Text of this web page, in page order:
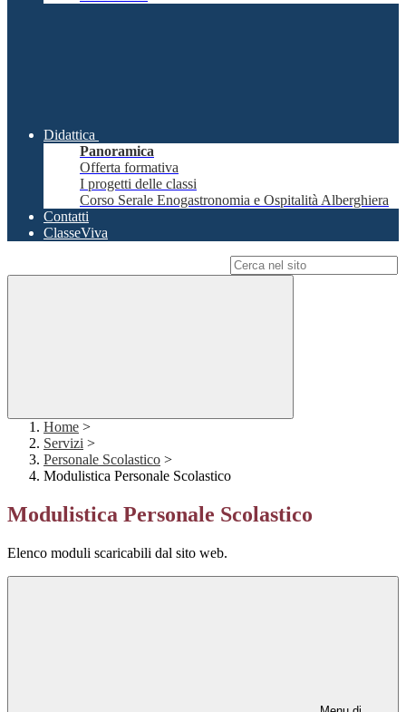
Didattica
Panoramica
Offerta formativa
I progetti delle classi
Corso Serale Enogastronomia e Ospitalità Alberghiera
Contatti
ClasseViva
Home >
Servizi >
Personale Scolastico >
Modulistica Personale Scolastico
Modulistica Personale Scolastico
Elenco moduli scaricabili dal sito web.